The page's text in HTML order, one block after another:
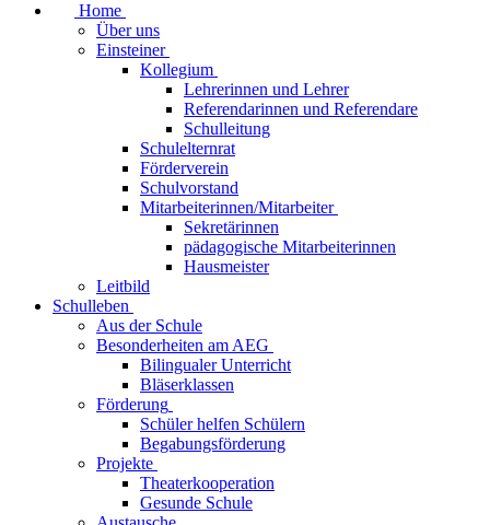
Home
Über uns
Einsteiner
Kollegium
Lehrerinnen und Lehrer
Referendarinnen und Referendare
Schulleitung
Schulelternrat
Förderverein
Schulvorstand
Mitarbeiterinnen/Mitarbeiter
Sekretärinnen
pädagogische Mitarbeiterinnen
Hausmeister
Leitbild
Schulleben
Aus der Schule
Besonderheiten am AEG
Bilingualer Unterricht
Bläserklassen
Förderung
Schüler helfen Schülern
Begabungsförderung
Projekte
Theaterkooperation
Gesunde Schule